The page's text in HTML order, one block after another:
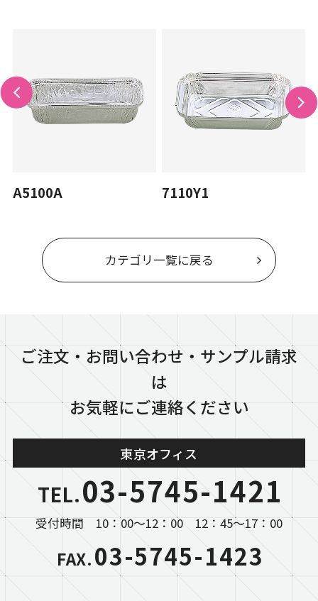
A5100A 7110Y1
カテゴリ一覧に戻る
ご注文・お問い合わせ・サンプル請求
は
お気軽にご連絡ください
東京オフィス
TEL.03-5745-1421
受付時間 10：00～12：00 12：45～17：00
FAX.03-5745-1423